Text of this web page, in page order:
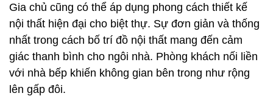
Gia chủ cũng có thể áp dụng phong cách thiết kế
nội thất hiện đại cho biệt thự. Sự đơn giản và thống
nhất trong cách bố trí đồ nội thất mang đến cảm
giác thanh bình cho ngôi nhà. Phòng khách nối liền
với nhà bếp khiến không gian bên trong như rộng
lên gấp đôi.